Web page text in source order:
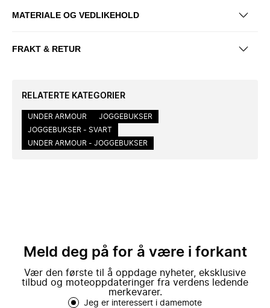
MATERIALE OG VEDLIKEHOLD
FRAKT & RETUR
RELATERTE KATEGORIER
UNDER ARMOUR
JOGGEBUKSER
JOGGEBUKSER - SVART
UNDER ARMOUR - JOGGEBUKSER
Meld deg på for å være i forkant
Vær den første til å oppdage nyheter, eksklusive
tilbud og moteoppdateringer fra verdens ledende
merkevarer.
Jeg er interessert i damemote